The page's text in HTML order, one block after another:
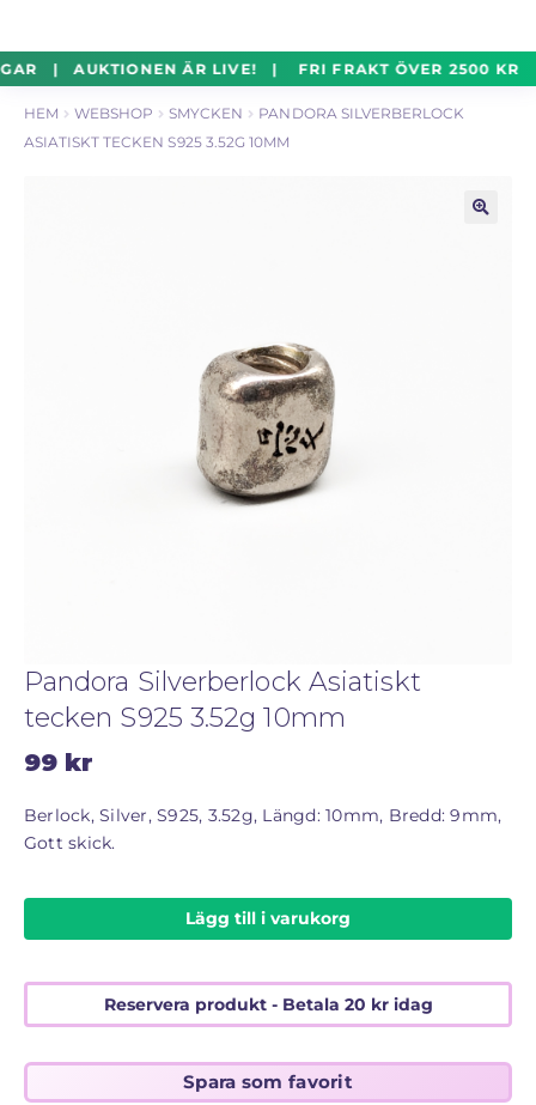
Hoppa
till
navigering
Hoppa
till
innehåll
| AUKTIONEN ÄR LIVE! | FRI FRAKT ÖVER
Silverföremål
Mynt
Vill du sälja? – Till Pantbanken
ALLMÄNNA VILLKOR
HEM WEBSHOP SMYCKEN
PANDORA SILVERBERLOCK
ASIATISKT TECKEN S925 3.52G 10MM
Pandora Silverberlock Asiatiskt
tecken S925 3.52g 10mm
99 kr
Berlock, Silver, S925, 3.52g, Längd: 10mm, Bredd: 9mm,
Gott skick.
Lägg till i varukorg
Reservera produkt - Betala 20 kridag